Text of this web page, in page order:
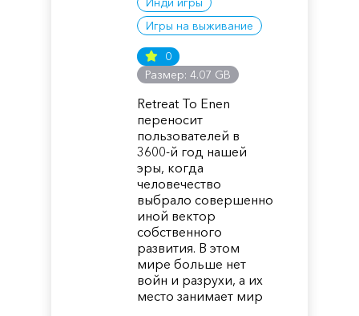
Игры на выживание
0
Размер: 4.07 GB
Retreat To Enen
переносит
пользователей в
3600-й год нашей
эры, когда
человечество
выбрало совершенно
иной вектор
собственного
развития. В этом
мире больше нет
войн и разрухи, а их
место занимает мир